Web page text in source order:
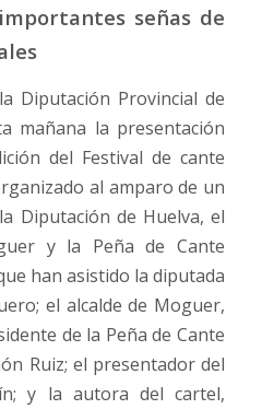
señas de
Diputación Provincial de
mañana la presentación
del Festival de cante
al amparo de un
Diputación de Huelva, el
y la Peña de Cante
han asistido la diputada
el alcalde de Moguer,
de la Peña de Cante
Ruiz; el presentador del
y la autora del cartel,